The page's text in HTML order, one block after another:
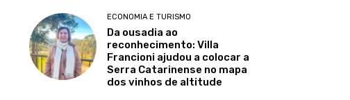
ECONOMIA E TURISMO
Da ousadia ao
reconhecimento: Villa
Francioni ajudou a colocar a
Serra Catarinense no mapa
dos vinhos de altitude